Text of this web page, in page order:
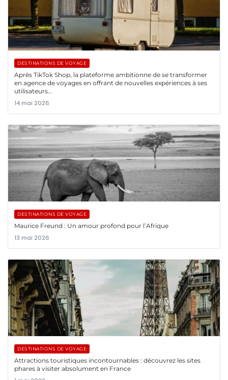
DESTINATIONS DE VOYAGE
Après TikTok Shop, la plateforme ambitionne de se transformer
en agence de voyages en offrant de nouvelles expériences à ses
utilisateurs…
14 mai 2026
DESTINATIONS DE VOYAGE
Maurice Freund : Un amour profond pour l’Afrique
13 mai 2026
DESTINATIONS DE VOYAGE
Attractions touristiques incontournables : découvrez les sites
phares à visiter absolument en France